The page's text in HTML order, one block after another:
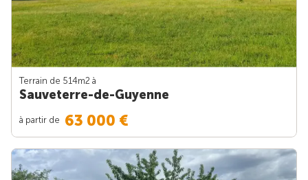
Terrain de 514m2 à
Sauveterre-de-Guyenne
à partir de 63 000 €